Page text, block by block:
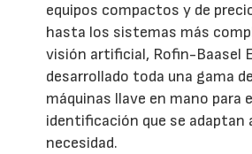
equipos compactos y de
hasta los sistemas más
visión artificial, Rofin-Baasel
desarrollado toda una gama
máquinas llave en mano para
identificación que se adaptan
necesidad.